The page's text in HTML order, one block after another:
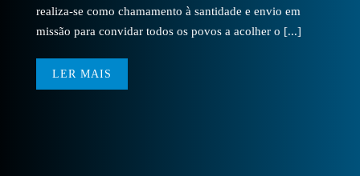
realiza-se como chamamento à santidade e envio em
missão para convidar todos os povos a acolher o [...]
LER MAIS